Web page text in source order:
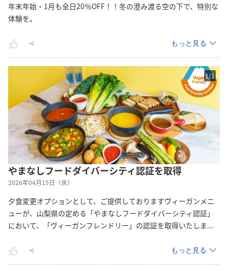
年末年始・1月も全日20％OFF！！冬の澄み渡る空の下で、特別な
体験を。
もっと見る
1/1
やまなしフードダイバーシティ認証を取得
2026年04月15日（水）
夕食変更オプションとして、ご提供しておりますヴィーガンメニ
ューが、山梨県の定める「やまなしフードダイバーシティ認証」
において、「ヴィーガンフレンドリー」の認証を取得いたしま...
もっと見る